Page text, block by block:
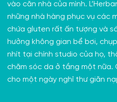
vào căn nhà của mình.
những nhà hàng phục vụ các
chứa gluten rất ấn tượng và
hưởng không gian bể bơi,
nhít tại chính studio của họ,
chăm sóc da ở tầng một nữa.
cho một ngày nghỉ thư giãn